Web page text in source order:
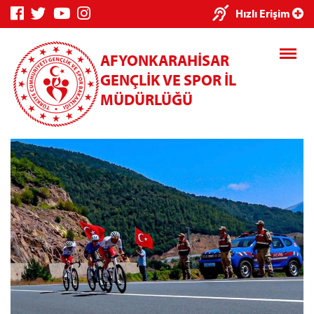
Hızlı Erişim
AFYONKARAHİSAR
GENÇLİK VE SPOR İL
MÜDÜRLÜĞÜ
×
Genç Bilgi
Sistemi
Sistemi
İşlemleri
Kredi/Yurt E-
Ödeme